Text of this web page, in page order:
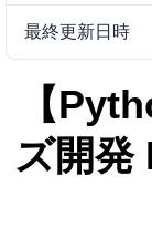
最終更新日時
【
ズ開発